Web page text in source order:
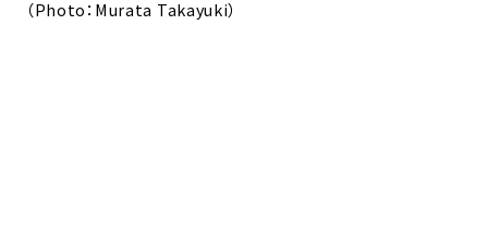
（Photo：Murata Takayuki）